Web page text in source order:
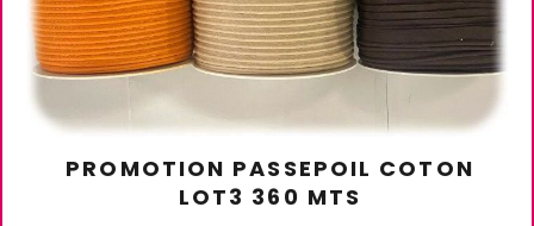
PROMOTION PASSEPOIL COTON
LOT3 360 MTS